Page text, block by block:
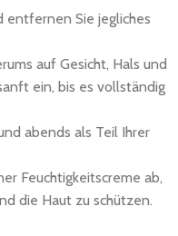
entfernen Sie jegliches
auf Gesicht, Hals und
ein, bis es vollständig
abends als Teil Ihrer
Feuchtigkeitscreme ab,
die Haut zu schützen.